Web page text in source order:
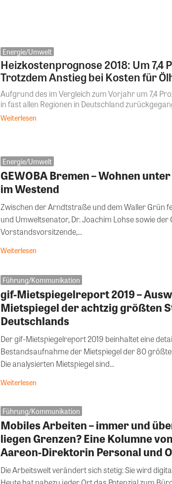
Energie/Umwelt
Heizkostenprognose 2018: Um 7,4
Trotzdem Anstieg bei Kosten für
Aufgrund des im Vergleich zum Vorjahr um 7,4
in fast allen Regionen in Deutschland
Weiterlesen
Energie/Umwelt
GEWOBA Bremen – Wohnen
im Westend
Zwischen der Arndtstraße und dem Waller Grün
und Umweltsenator, Dr. Joachim Lohse sowie der
Vorstandsvorsitzende,...
Weiterlesen
Führung/Kommunikation
gif-Mietspiegelreport 2019 –
Mietspiegel der achtzig größten
Deutschlands
Der gif-Mietspiegelreport 2019 beinhaltet eine
Bestandsaufnahme der Mietspiegel der 80
Die analysierten Mietspiegel sind...
Weiterlesen
Führung/Kommunikation
Mobiles Arbeiten – immer und
liegen Grenzen? Eine Kolumne
Aareon-Direktorin Personal und
Die Arbeitswelt verändert sich stetig: Sie wird